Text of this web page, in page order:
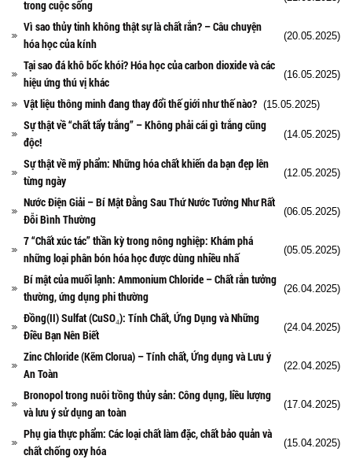
trong cuộc sống
Vì sao thủy tinh không thật sự là chất rắn? – Câu chuyện
hóa học của kính
(20.05.2025)
Tại sao đá khô bốc khói? Hóa học của carbon dioxide và các
hiệu ứng thú vị khác
(16.05.2025)
Vật liệu thông minh đang thay đổi thế giới như thế nào? (15.05.2025)
Sự thật về “chất tẩy trắng” – Không phải cái gì trắng cũng
độc!
(14.05.2025)
Sự thật về mỹ phẩm: Những hóa chất khiến da bạn đẹp lên
từng ngày
(12.05.2025)
Nước Điện Giải – Bí Mật Đằng Sau Thứ Nước Tưởng Như Rất
Đỗi Bình Thường
(06.05.2025)
7 “Chất xúc tác” thần kỳ trong nông nghiệp: Khám phá
những loại phân bón hóa học được dùng nhiều nhấ
(05.05.2025)
Bí mật của muối lạnh: Ammonium Chloride – Chất rắn tưởng
thường, ứng dụng phi thường
(26.04.2025)
Đồng(II) Sulfat (CuSO₄): Tính Chất, Ứng Dụng và Những
Điều Bạn Nên Biết
(24.04.2025)
Zinc Chloride (Kẽm Clorua) – Tính chất, Ứng dụng và Lưu ý
An Toàn
(22.04.2025)
Bronopol trong nuôi trồng thủy sản: Công dụng, liều lượng
và lưu ý sử dụng an toàn
(17.04.2025)
Phụ gia thực phẩm: Các loại chất làm đặc, chất bảo quản và
chất chống oxy hóa
(15.04.2025)